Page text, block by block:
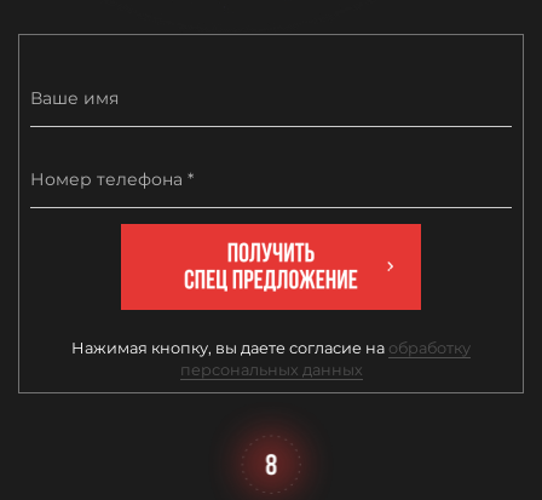
Ваше имя
Номер телефона *
Нажимая кнопку, вы даете согласие на обработку
персональных данных